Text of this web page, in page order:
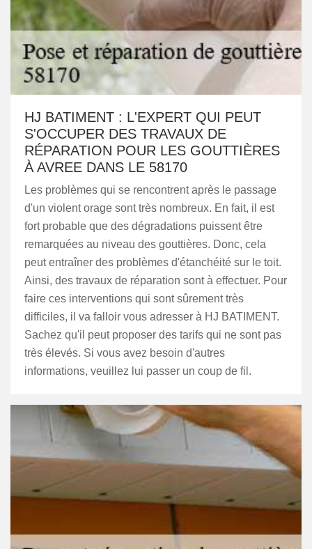
HJ BATIMENT : L'EXPERT QUI PEUT
S'OCCUPER DES TRAVAUX DE
RÉPARATION POUR LES GOUTTIÈRES
À AVREE DANS LE 58170
Les problèmes qui se rencontrent après le passage
d'un violent orage sont très nombreux. En fait, il est
fort probable que des dégradations puissent être
remarquées au niveau des gouttières. Donc, cela
peut entraîner des problèmes d'étanchéité sur le toit.
Ainsi, des travaux de réparation sont à effectuer. Pour
faire ces interventions qui sont sûrement très
difficiles, il va falloir vous adresser à HJ BATIMENT.
Sachez qu'il peut proposer des tarifs qui ne sont pas
très élevés. Si vous avez besoin d'autres
informations, veuillez lui passer un coup de fil.